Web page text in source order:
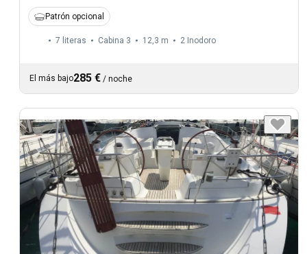
Patrón opcional
7 literas Cabina 3 12,3 m 2 Inodoro
El más bajo285 € / noche